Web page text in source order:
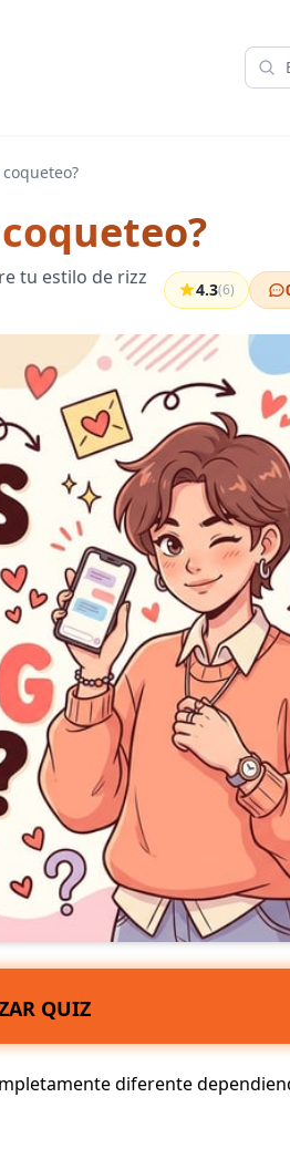
tu estilo de rizz
4.3(6)
QUIZ
diferente